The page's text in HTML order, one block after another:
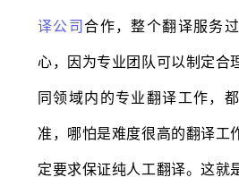
译公司合作，整个翻译服务
心，因为专业团队可以制定合
同领域内的专业翻译工作，
准，哪怕是难度很高的翻译工
定要求保证纯人工翻译。这就